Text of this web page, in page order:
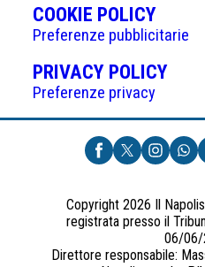
COOKIE POLICY(APRE
IN
UNA
NUOVA
Preferenze pubblicitarie
PRIVACY POLICY(APRE
UNA
Preferenze privacy
Copyright 2026 Il
registrata presso il
06/06/
Direttore responsabile: